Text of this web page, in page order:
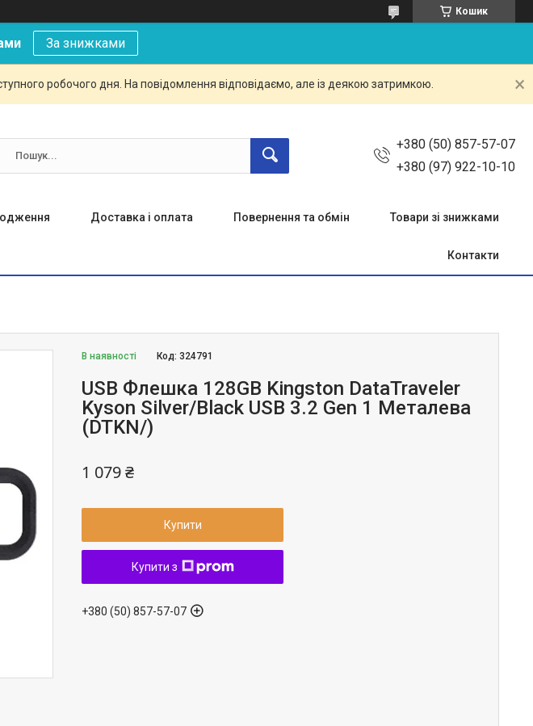
Кошик
За знижками
робочого дня. На повідомлення відповідаємо, але із деякою затримкою.
+380 (50) 857-57-07
+380 (97) 922-10-10
Доставка і оплата Повернення та обмін Товари зі знижками
Контакти
В наявності Код:324791
USB Флешка 128GB Kingston DataTraveler
Kyson Silver/Black USB 3.2 Gen 1 Металева
(DTKN/)
1 079 ₴
Купити
Купити з
+380 (50) 857-57-07